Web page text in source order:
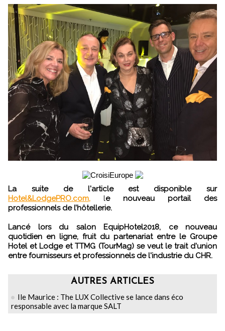
La suite de l'article est disponible sur
Hotel&LodgePRO.com, le nouveau portail des
professionnels de l’hôtellerie.
Lancé lors du salon EquipHotel2018, ce nouveau
quotidien en ligne, fruit du partenariat entre le Groupe
Hotel et Lodge et TTMG (TourMag) se veut le trait d'union
entre fournisseurs et professionnels de l'industrie du CHR.
AUTRES ARTICLES
Ile Maurice : The LUX Collective se lance dans éco
responsable avec la marque SALT